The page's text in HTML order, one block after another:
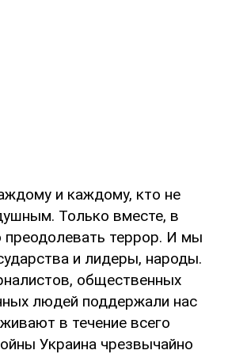
и каждому, кто не
Только вместе, в
террор. И мы
и лидеры, народы.
общественных
людей поддержали нас
в течение всего
Украина чрезвычайно